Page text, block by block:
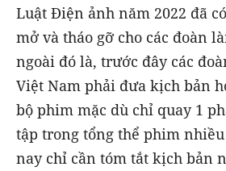
Luật Điện ảnh năm 2022 đã
mở và tháo gỡ cho các đoàn
ngoài đó là, trước đây các
Việt Nam phải đưa kịch bản
bộ phim mặc dù chỉ quay 1
tập trong tổng thể phim
nay chỉ cần tóm tắt kịch bản